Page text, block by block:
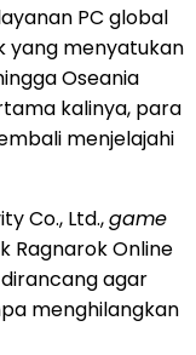
PC global
yang menyatukan
Oseania
kalinya, para
menjelajahi
Co., Ltd.,game
Ragnarok Online
agar
menghilangkan